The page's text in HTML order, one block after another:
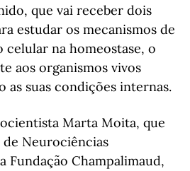
que vai receber dois
estudar os mecanismos de
na homeostase, o
aos organismos vivos
as suas condições internas.
Marta Moita, que
Neurociências
Fundação Champalimaud,